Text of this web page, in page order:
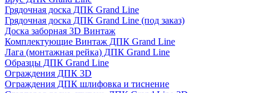
Грядочная доска ДПК Grand Line
Грядочная доска ДПК Grand Line (под заказ)
Доска заборная 3D Винтаж
Комплектующие Винтаж ДПК Grand Line
Лага (монтажная рейка) ДПК Grand Line
Образцы ДПК Grand Line
Ограждения ДПК 3D
Ограждения ДПК шлифовка и тиснение